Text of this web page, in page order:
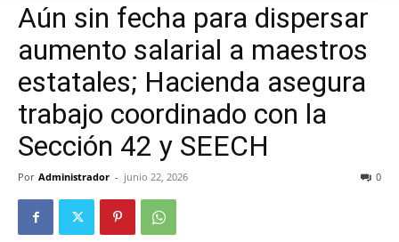
Aún sin fecha para dispersar
aumento salarial a maestros
estatales; Hacienda asegura
trabajo coordinado con la
Sección 42 y SEECH
Por Administrador - junio 22, 2026 0